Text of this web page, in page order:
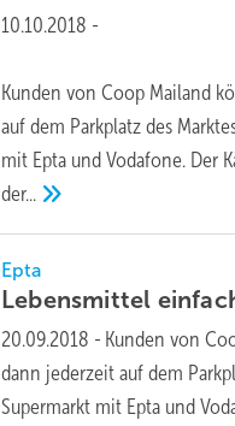
10.10.2018 -
Kunden von Coop Mailand
auf dem Parkplatz des
mit Epta und Vodafone. Der
der...
Epta
Lebensmittel
20.09.2018 - Kunden von
dann jederzeit auf dem
Supermarkt mit Epta und